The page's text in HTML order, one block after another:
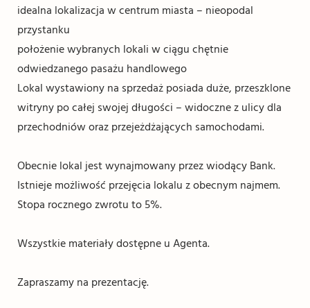
idealna lokalizacja w centrum miasta – nieopodal
przystanku
położenie wybranych lokali w ciągu chętnie
odwiedzanego pasażu handlowego
Lokal wystawiony na sprzedaż posiada duże, przeszklone
witryny po całej swojej długości – widoczne z ulicy dla
przechodniów oraz przejeżdżających samochodami.
Obecnie lokal jest wynajmowany przez wiodący Bank.
Istnieje możliwość przejęcia lokalu z obecnym najmem.
Stopa rocznego zwrotu to 5%.
Wszystkie materiały dostępne u Agenta.
Zapraszamy na prezentację.